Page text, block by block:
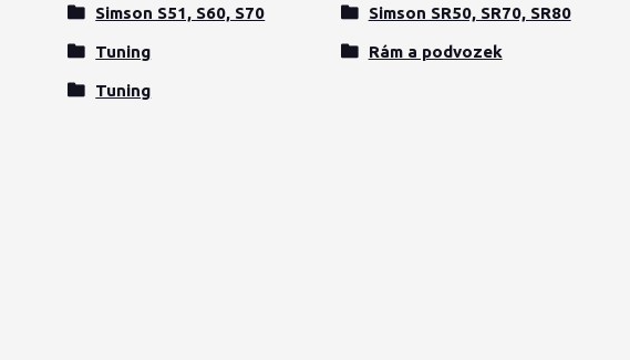
Simson S51, S60, S70 Simson SR50, SR70, SR80
Tuning Rám a podvozek
Tuning